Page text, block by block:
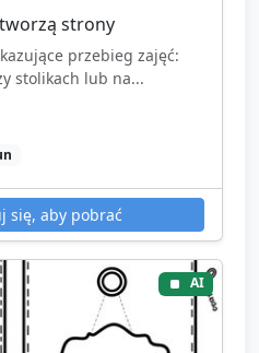
strony
przebieg zajęć:
stolikach lub na...
się, aby pobrać
AI